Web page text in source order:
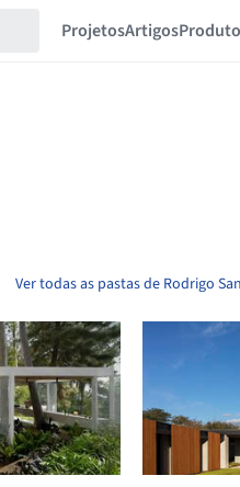
ProjetosArtigos
Ver todas as pastas de Rodrigo